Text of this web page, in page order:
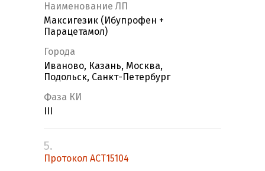
Наименование ЛП
Максигезик (Ибупрофен +
Парацетамол)
Города
Иваново, Казань, Москва,
Подольск, Санкт-Петербург
Фаза КИ
5.
Протокол ACT15104